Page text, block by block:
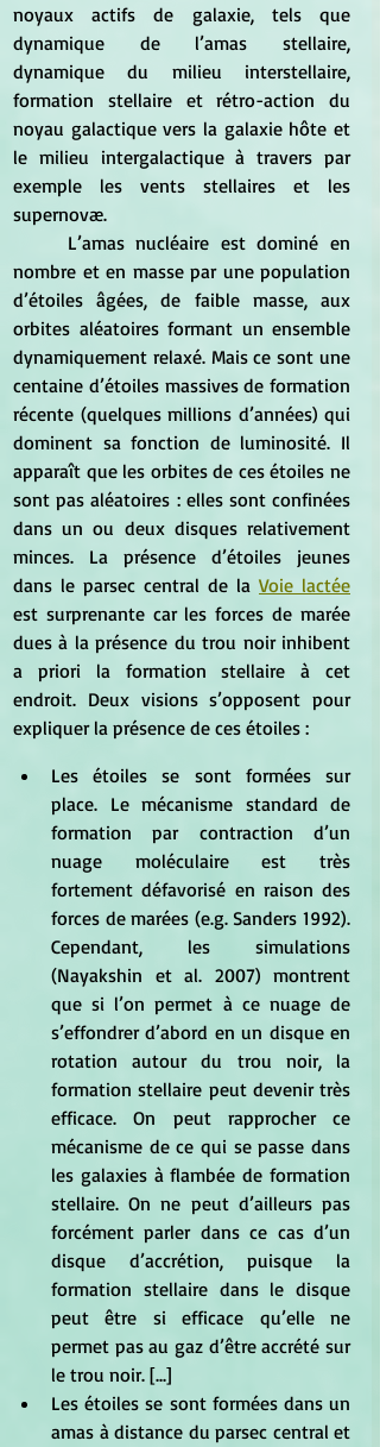
noyaux actifs de galaxie, tels que
dynamique de l’amas stellaire,
dynamique du milieu interstellaire,
formation stellaire et rétro-action du
noyau galactique vers la galaxie hôte et
le milieu intergalactique à travers par
exemple les vents stellaires et les
supernovæ.
nombre et en masse par une population
d’étoiles âgées, de faible masse, aux
orbites aléatoires formant un ensemble
dynamiquement relaxé. Mais ce sont une
centaine d’étoiles massives de formation
récente (quelques millions d’années) qui
dominent sa fonction de luminosité. Il
apparaît que les orbites de ces étoiles ne
sont pas aléatoires : elles sont confinées
dans un ou deux disques relativement
minces. La présence d’étoiles jeunes
dans le parsec central de la Voie lactée
est surprenante car les forces de marée
dues à la présence du trou noir inhibent
a priori la formation stellaire à cet
endroit. Deux visions s’opposent pour
expliquer la présence de ces étoiles :
Les étoiles se sont formées sur
place. Le mécanisme standard de
formation par contraction d’un
nuage moléculaire est très
fortement défavorisé en raison des
forces de marées (e.g. Sanders 1992).
Cependant, les simulations
(Nayakshin et al. 2007) montrent
que si l’on permet à ce nuage de
s’effondrer d’abord en un disque en
rotation autour du trou noir, la
formation stellaire peut devenir très
efficace. On peut rapprocher ce
mécanisme de ce qui se passe dans
les galaxies à flambée de formation
stellaire. On ne peut d’ailleurs pas
forcément parler dans ce cas d’un
disque d’accrétion, puisque la
formation stellaire dans le disque
peut être si efficace qu’elle ne
permet pas au gaz d’être accrété sur
le trou noir. [...]
Les étoiles se sont formées dans un
amas à distance du parsec central et